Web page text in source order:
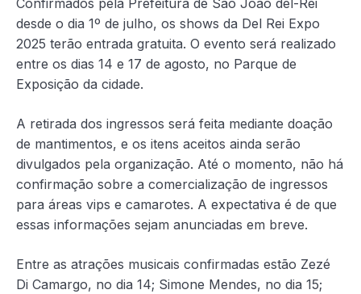
Confirmados pela Prefeitura de São João del-Rei
desde o dia 1º de julho, os shows da Del Rei Expo
2025 terão entrada gratuita. O evento será realizado
entre os dias 14 e 17 de agosto, no Parque de
Exposição da cidade.
A retirada dos ingressos será feita mediante doação
de mantimentos, e os itens aceitos ainda serão
divulgados pela organização. Até o momento, não há
confirmação sobre a comercialização de ingressos
para áreas vips e camarotes. A expectativa é de que
essas informações sejam anunciadas em breve.
Entre as atrações musicais confirmadas estão Zezé
Di Camargo, no dia 14; Simone Mendes, no dia 15;